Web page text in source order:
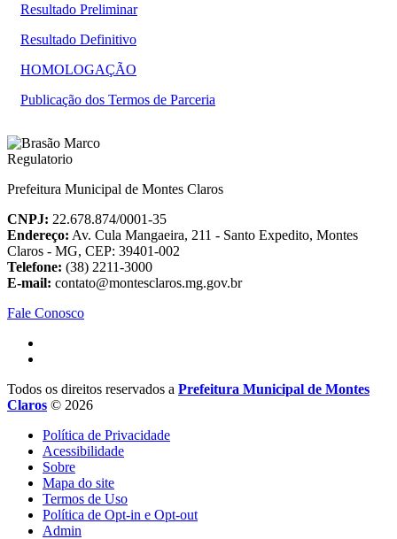
Resultado Preliminar
Resultado Definitivo
HOMOLOGAÇÃO
Publicação dos Termos de Parceria
Prefeitura Municipal de Montes Claros
CNPJ: 22.678.874/0001-35
Endereço: Av. Cula Mangaeira, 211 - Santo Expedito, Montes
Claros - MG, CEP: 39401-002
Telefone: (38) 2211-3000
E-mail: contato@montesclaros.mg.gov.br
Fale Conosco
Todos os direitos reservados a Prefeitura Municipal de Montes
Claros © 2026
Política de Privacidade
Acessibilidade
Sobre
Mapa do site
Termos de Uso
Política de Opt-in e Opt-out
Admin